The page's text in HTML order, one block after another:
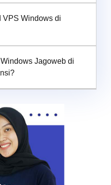
VPS Windows di
Jagoweb di